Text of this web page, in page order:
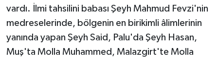
vardı. İlmi tahsilini babası Şeyh Mahmud Fevzi'nin
medreselerinde, bölgenin en birikimli âlimlerinin
yanında yapan Şeyh Said, Palu'da Şeyh Hasan,
Muş'ta Molla Muhammed, Malazgirt'te Molla